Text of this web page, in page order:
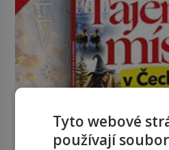
Tyto webové
používají